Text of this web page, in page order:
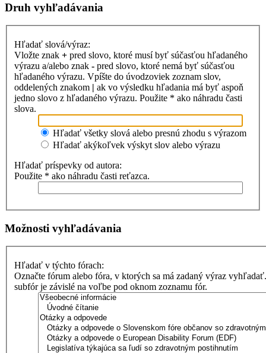
Druh vyhľadávania
Hľadať slová/výraz:
Vložte znak + pred slovo, ktoré musí byť súčasťou hľadaného
výrazu a/alebo znak - pred slovo, ktoré nemá byť súčasťou
hľadaného výrazu. Vpíšte do úvodzoviek zoznam slov,
oddelených znakom | ak vo výsledku hľadania má byť aspoň
jedno slovo z hľadaného výrazu. Použite * ako náhradu časti
slova.
Hľadať všetky slová alebo presnú zhodu s výrazom
Hľadať akýkoľvek výskyt slov alebo výrazu
Hľadať príspevky od autora:
Použite * ako náhradu časti reťazca.
Možnosti vyhľadávania
Hľadať v týchto fórach:
Označte fórum alebo fóra, v ktorých sa má zadaný výraz
subfór je závislé na voľbe pod oknom zoznamu fór.